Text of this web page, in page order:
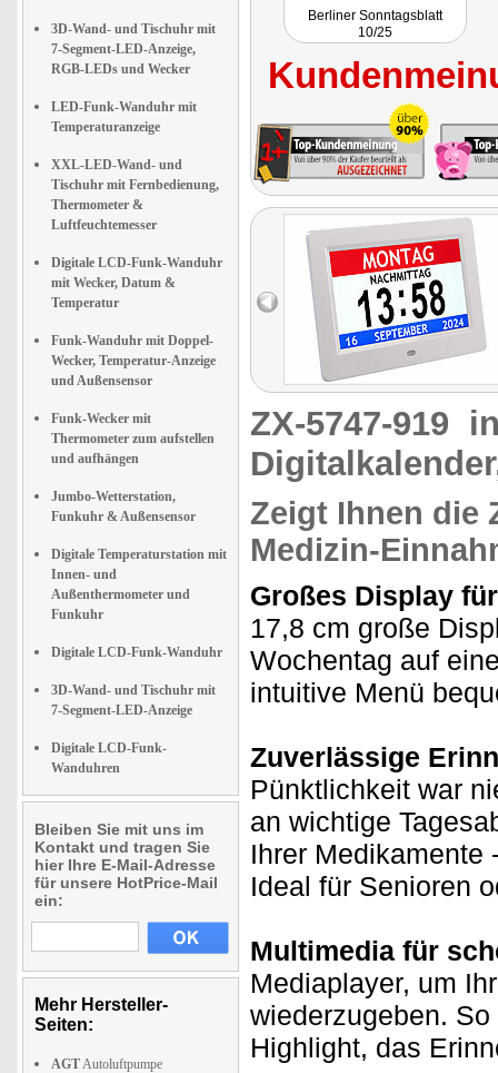
3D-Wand- und Tischuhr mit
7-Segment-LED-Anzeige,
RGB-LEDs und Wecker
LED-Funk-Wanduhr mit
Temperaturanzeige
XXL-LED-Wand- und
Tischuhr mit Fernbedienung,
Thermometer &
Luftfeuchtemesser
Digitale LCD-Funk-Wanduhr
mit Wecker, Datum &
Temperatur
Funk-Wanduhr mit Doppel-
Wecker, Temperatur-Anzeige
und Außensensor
Funk-Wecker mit
Thermometer zum aufstellen
und aufhängen
Jumbo-Wetterstation,
Funkuhr & Außensensor
Digitale Temperaturstation mit
Innen- und
Außenthermometer und
Funkuhr
Digitale LCD-Funk-Wanduhr
3D-Wand- und Tischuhr mit
7-Segment-LED-Anzeige
Digitale LCD-Funk-
Wanduhren
Bleiben Sie mit uns im
Kontakt und tragen Sie
hier Ihre E-Mail-Adresse
für unsere HotPrice-Mail
ein:
Mehr Hersteller-
Seiten:
AGTAutoluftpumpe
Berliner Sonntagsblatt
10/25
ZX-5747-919
Zeigt Ihnen die
Medizin-
Großes Display
17,8 cm große
Wochentag auf
intuitive Menü
Zuverlässige
Pünktlichkeit war
an wichtige
Ihrer Medikamente
Ideal für Senioren
Multimedia für
Mediaplayer, um
wiederzugeben.
Highlight, das